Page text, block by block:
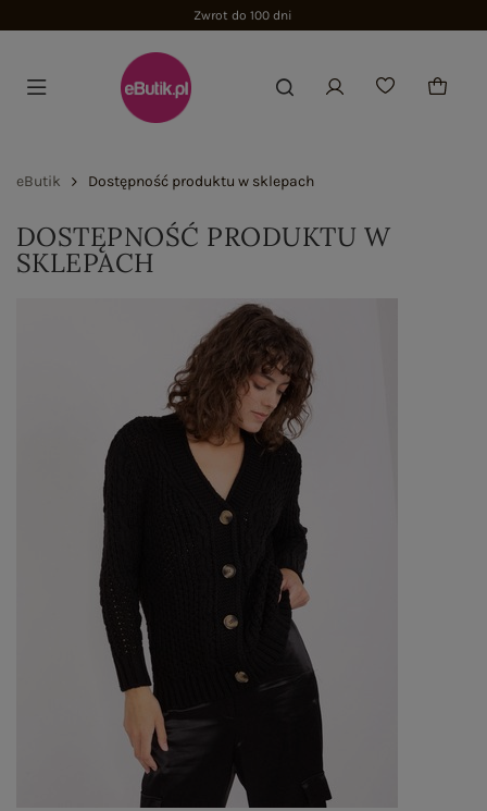
Zwrot do 100 dni
eButik Dostępność produktu w sklepach
DOSTĘPNOŚĆ PRODUKTU W
SKLEPACH